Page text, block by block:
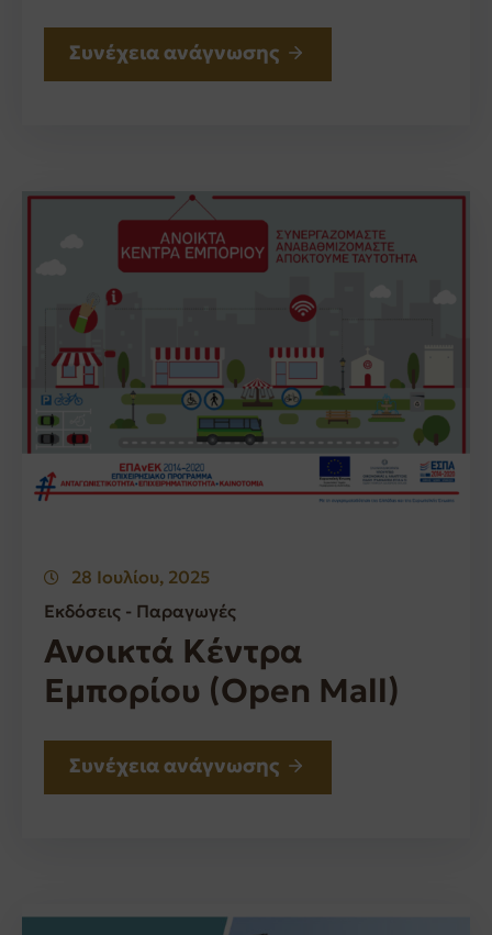
Συνέχεια ανάγνωσης
28 Ιουλίου, 2025
Εκδόσεις - Παραγωγές
Ανοικτά Κέντρα
Εμπορίου (Open Mall)
Συνέχεια ανάγνωσης